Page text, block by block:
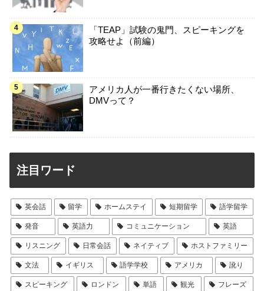
「TEAP」試験の鬼門、スピーキングを
攻略せよ（前編）
アメリカ人が一番行きたくない場所、
DMVって？
注目ワード
英会話 留学 ホームステイ 短期留学 語学留学
発音 英語力 コミュニケーション 英語
リスニング 日常会話 ネイティブ ホストファミリー
文法 イギリス 語学学校 アメリカ 訛り
スピーキング ロンドン 単語 観光 フレーズ